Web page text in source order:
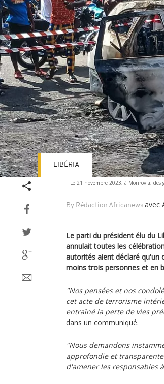
Le 21 novembre 2023, à Monrovia,
By Rédaction Africanews avec
LIBÉRIA
Le parti du président élu du
annulait toutes les
autorités aient déclaré qu'un
moins trois personnes et en
"Nos pensées et nos
cet acte de terrorisme
entraîné la perte de vies
dans un communiqué.
"Nous demandons
approfondie et
d'amener les responsables